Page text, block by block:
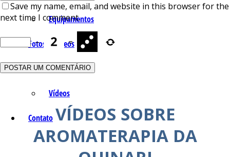
Equipamentos
Fotos e Vídeos
Fotos
Vídeos
Contato
Save my name, email, and website in this browser for the
next time I comment.
− =
VÍDEOS SOBRE
AROMATERAPIA DA